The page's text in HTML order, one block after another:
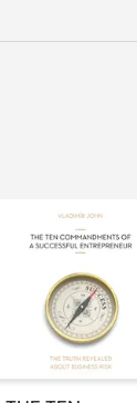
Přehrát
ukázku